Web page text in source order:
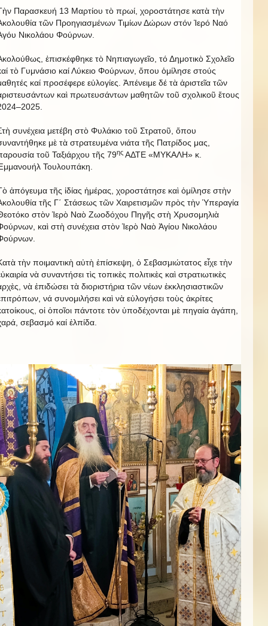
Παρασκευή 13 Μαρτίου τὸ πρωί, χοροστάτησε κατὰ τὴν
τῶν Προηγιασμένων Τιμίων Δώρων στόν Ἱερό Ναό
Νικολάου Φούρνων.
ἐπισκέφθηκε τὸ Νηπιαγωγεῖο, τό Δημοτικὸ Σχολεῖο
τὸ Γυμνάσιο καί Λύκειο Φούρνων, ὅπου ὁμίλησε στούς
καί προσέφερε εὐλογίες. Ἀπένειμε δέ τὰ ἀριστεῖα τῶν
καὶ πρωτευσάντων μαθητῶν τοῦ σχολικοῦ ἔτους
συνέχεια μετέβη στὸ Φυλάκιο τοῦ Στρατοῦ, ὅπου
μὲ τὰ στρατευμένα νιάτα τῆς Πατρίδος μας,
τοῦ Ταξιάρχου τῆς 79ης ΑΔΤΕ «ΜΥΚΑΛΗ» κ.
Τουλουπάκη.
ἀπόγευμα τῆς ἰδίας ἡμέρας, χοροστάτησε καὶ ὁμίλησε στὴν
τῆς Γ΄ Στάσεως τῶν Χαιρετισμῶν πρὸς τὴν Ὑπεραγία
στὸν Ἱερὸ Ναὸ Ζωοδόχου Πηγῆς στὴ Χρυσομηλιὰ
καὶ στὴ συνέχεια στὸν Ἱερὸ Ναὸ Ἁγίου Νικολάου
τὴν ποιμαντικὴ αὐτὴ ἐπίσκεψη, ὁ Σεβασμιώτατος εἶχε τὴν
νὰ συναντήσει τὶς τοπικὲς πολιτικὲς καὶ στρατιωτικὲς
νὰ ἐπιδώσει τὰ διοριστήρια τῶν νέων ἐκκλησιαστικῶν
νά συνομιλήσει καὶ νὰ εὐλογήσει τοὺς ἀκρίτες
οἱ ὁποῖοι πάντοτε τὸν ὑποδέχονται μὲ πηγαία ἀγάπη,
σεβασμό καί ἐλπίδα.